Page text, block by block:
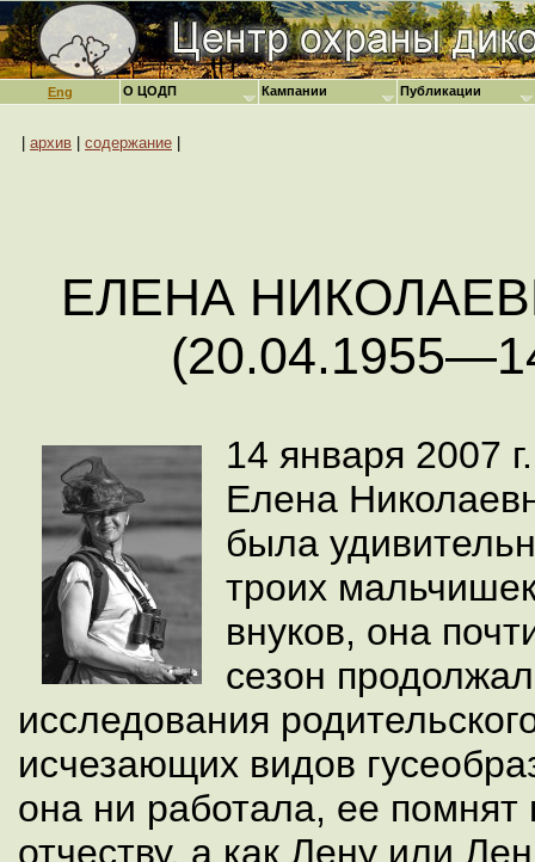
Eng
архив содержание
ЕЛЕНА
14 января 2007
Елена
была
троих
внуков, она
сезон
исследования
исчезающих видов
она ни работала, ее
отчеству, а как Лену или
О ЦОДП Кампании Публикации